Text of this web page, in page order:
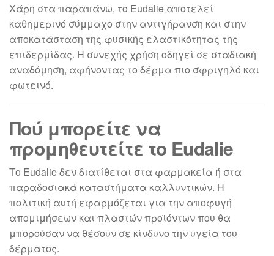
Χάρη στα παραπάνω, το Eudalie αποτελεί
καθημερινό σύμμαχο στην αντιγήρανση και στην
αποκατάσταση της φυσικής ελαστικότητας της
επιδερμίδας. Η συνεχής χρήση οδηγεί σε σταδιακή
αναδόμηση, αφήνοντας το δέρμα πιο σφριγηλό και
φωτεινό.
Πού μπορείτε να
προμηθευτείτε το Eudalie
Το Eudalie δεν διατίθεται στα φαρμακεία ή στα
παραδοσιακά καταστήματα καλλυντικών. Η
πολιτική αυτή εφαρμόζεται για την αποφυγή
απομιμήσεων και πλαστών προϊόντων που θα
μπορούσαν να θέσουν σε κίνδυνο την υγεία του
δέρματος.